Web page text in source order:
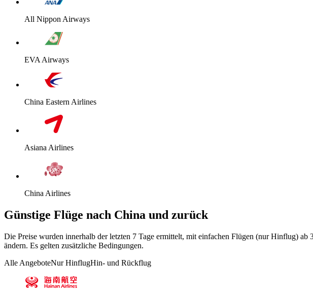
All Nippon Airways
EVA Airways
China Eastern Airlines
Asiana Airlines
China Airlines
Günstige Flüge nach China und zurück
Die Preise wurden innerhalb der letzten 7 Tage ermittelt, mit einfachen Flügen (nur Hinflug)
ändern. Es gelten zusätzliche Bedingungen.
Alle AngeboteNur HinflugHin- und Rückflug